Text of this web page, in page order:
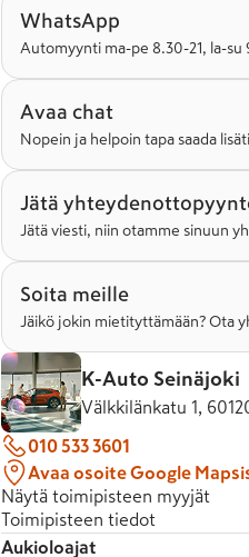
WhatsApp
Automyynti ma-pe 8.30-21, la-su
Avaa chat
Nopein ja helpoin tapa saada
Jätä
Jätä viesti, niin otamme sinuun
Soita meille
Jäikö jokin mietityttämään? Ota
K-Auto Seinäjoki
Välkkilänkatu 1,
010 533 3601
Avaa osoite Google
Näytä toimipisteen myyjät
Toimipisteen tiedot
Aukioloajat